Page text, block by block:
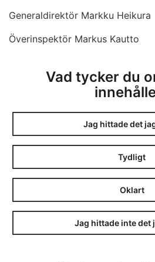
Generaldirektör Markku Heikura
Överinspektör Markus Kautto
Vad tycker du
Jag hittade det
Tydligt
Oklart
Jag hittade inte det